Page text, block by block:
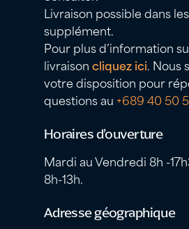
Livraison possible dans
supplément.
Pour plus d’information
livraisoncliquez ici. Nous
votre disposition pour
questions au +689 40 50
Horaires d’ouverture
Mardi au Vendredi 8h -
8h-13h.
Adresse géographique